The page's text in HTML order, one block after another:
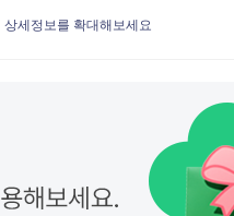
세정보를 확대해보세요